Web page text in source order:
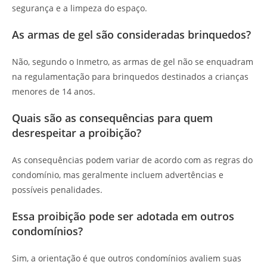
segurança e a limpeza do espaço.
As armas de gel são consideradas brinquedos?
Não, segundo o Inmetro, as armas de gel não se enquadram
na regulamentação para brinquedos destinados a crianças
menores de 14 anos.
Quais são as consequências para quem
desrespeitar a proibição?
As consequências podem variar de acordo com as regras do
condomínio, mas geralmente incluem advertências e
possíveis penalidades.
Essa proibição pode ser adotada em outros
condomínios?
Sim, a orientação é que outros condomínios avaliem suas